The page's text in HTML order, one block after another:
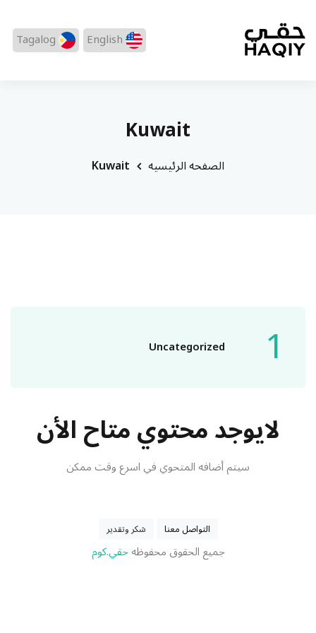
English
Tagalog
Kuwait
الصفحه الرئيسيه Kuwait
1
Uncategorized
لايوجد محتوي متاح الأن
سيتم أضافه المتحوي في اسرع وقت ممكن
التواصل معنا شكر وتقدير
جميع الحقوق محفوظهحقي.كوم